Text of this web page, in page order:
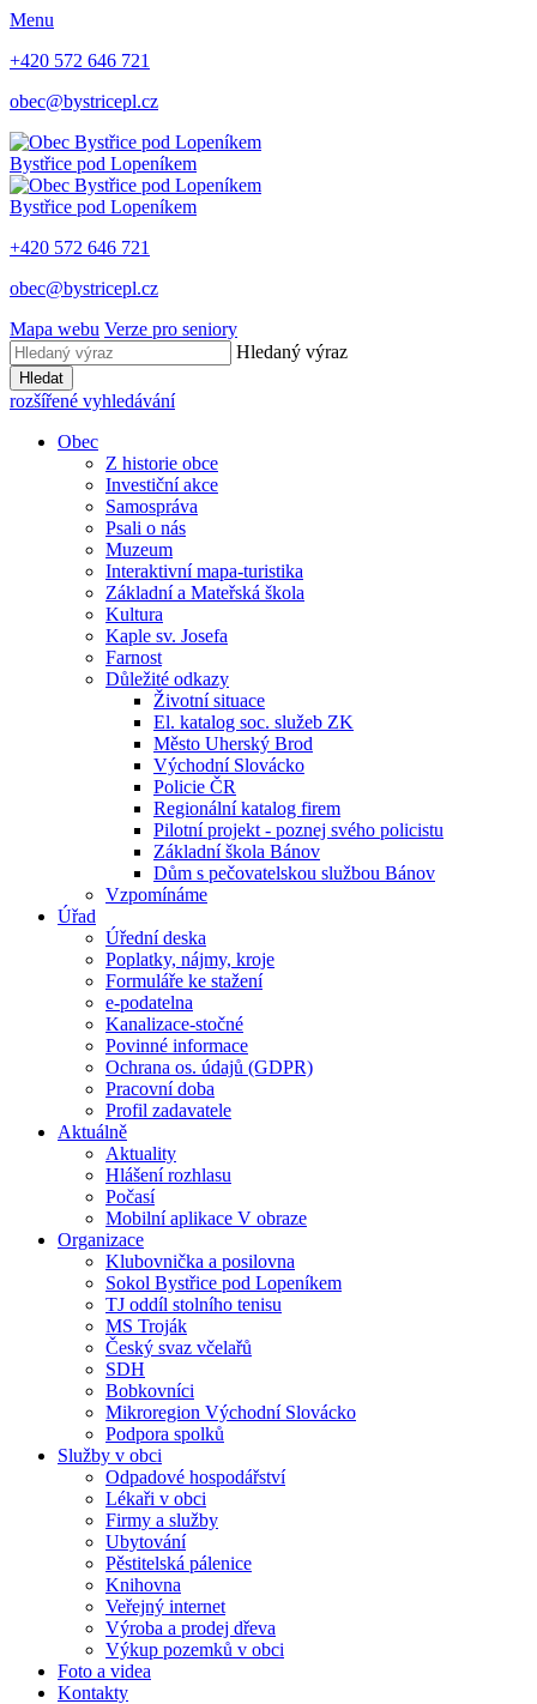
Menu
+420 572 646 721
obec@bystricepl.cz
Bystřice pod Lopeníkem
Bystřice pod Lopeníkem
+420 572 646 721
obec@bystricepl.cz
Mapa webu Verze pro seniory
Hledaný výraz
Hledat
rozšířené vyhledávání
Obec
Z historie obce
Investiční akce
Samospráva
Psali o nás
Muzeum
Interaktivní mapa-turistika
Základní a Mateřská škola
Kultura
Kaple sv. Josefa
Farnost
Důležité odkazy
Životní situace
El. katalog soc. služeb ZK
Město Uherský Brod
Východní Slovácko
Policie ČR
Regionální katalog firem
Pilotní projekt - poznej svého policistu
Základní škola Bánov
Dům s pečovatelskou službou Bánov
Vzpomínáme
Úřad
Úřední deska
Poplatky, nájmy, kroje
Formuláře ke stažení
e-podatelna
Kanalizace-stočné
Povinné informace
Ochrana os. údajů (GDPR)
Pracovní doba
Profil zadavatele
Aktuálně
Aktuality
Hlášení rozhlasu
Počasí
Mobilní aplikace V obraze
Organizace
Klubovnička a posilovna
Sokol Bystřice pod Lopeníkem
TJ oddíl stolního tenisu
MS Troják
Český svaz včelařů
SDH
Bobkovníci
Mikroregion Východní Slovácko
Podpora spolků
Služby v obci
Odpadové hospodářství
Lékaři v obci
Firmy a služby
Ubytování
Pěstitelská pálenice
Knihovna
Veřejný internet
Výroba a prodej dřeva
Výkup pozemků v obci
Foto a videa
Kontakty